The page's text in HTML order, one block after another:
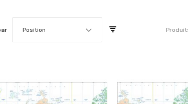
Position